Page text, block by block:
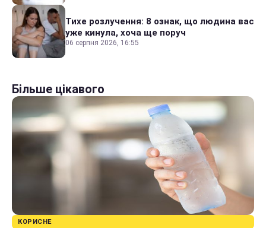
Тихе розлучення: 8 ознак, що людина вас
уже кинула, хоча ще поруч
06 серпня 2026, 16:55
Більше цікавого
КОРИСНЕ